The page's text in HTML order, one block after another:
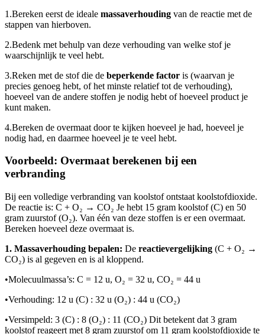
1.Bereken eerst de ideale massaverhouding van de reactie met de
stappen van hierboven.
2.Bedenk met behulp van deze verhouding van welke stof je
waarschijnlijk te veel hebt.
3.Reken met de stof die de beperkende factor is (waarvan je
precies genoeg hebt, of het minste relatief tot de verhouding),
hoeveel van de andere stoffen je nodig hebt of hoeveel product je
kunt maken.
4.Bereken de overmaat door te kijken hoeveel je had, hoeveel je
nodig had, en daarmee hoeveel je te veel hebt.
Voorbeeld: Overmaat berekenen bij een
verbranding
Bij een volledige verbranding van koolstof ontstaat koolstofdioxide.
De reactie is: C + O₂ → CO₂ Je hebt 15 gram koolstof (C) en 50
gram zuurstof (O₂). Van één van deze stoffen is er een overmaat.
Bereken hoeveel deze overmaat is.
1. Massaverhouding bepalen: De reactievergelijking (C + O₂ →
CO₂) is al gegeven en is al kloppend.
•Molecuulmassa’s: C = 12 u, O₂ = 32 u, CO₂ = 44 u
•Verhouding: 12 u (C) : 32 u (O₂) : 44 u (CO₂)
•Versimpeld: 3 (C) : 8 (O₂) : 11 (CO₂) Dit betekent dat 3 gram
koolstof reageert met 8 gram zuurstof om 11 gram koolstofdioxide te